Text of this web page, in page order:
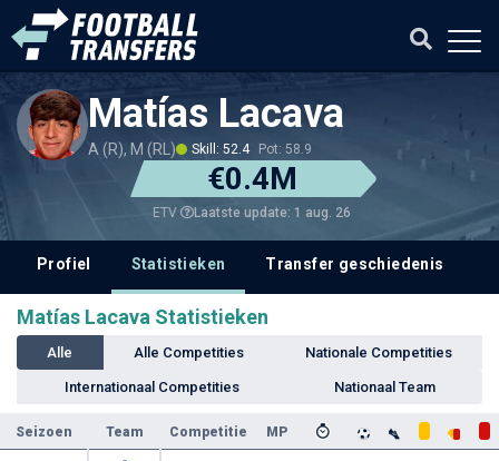
Matías Lacava
A (R), M (RL) Skill: 52.4 Pot: 58.9
€0.4M
ETV Laatste update: 1 aug. 26
Profiel Statistieken Transfer geschiedenis
Matías Lacava Statistieken
Alle Alle Competities Nationale Competities
Internationaal Competities Nationaal Team
Seizoen Team Competitie MP